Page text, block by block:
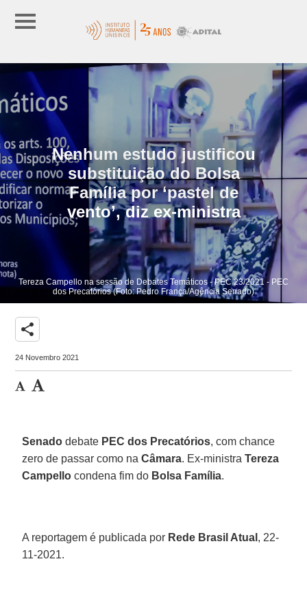
Nenhum estudo justificou
substituição do Bolsa
Família por ‘pastel de
vento’, diz ex-ministra
Tereza Campello na sessão de Debates Temáticos - PEC 23/2021 - PEC
dos Precatórios (Foto: Pedro França/Agência Senado)
share
24 Novembro 2021
Senado debate PEC dos Precatórios, com chance
zero de passar como naCâmara. Ex-ministraTereza
Campello condena fim do Bolsa Família.
A reportagem é publicada por Rede Brasil Atual , 22-
11-2021.